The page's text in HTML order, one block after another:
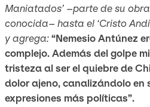
Maniatados’ –parte de su
conocida– hasta el ‘Cristo
y agrega:“Nemesio Antúnez
complejo. Además del golpe
tristeza al ser el quiebre de
dolor ajeno, canalizándolo en
expresiones más políticas”.